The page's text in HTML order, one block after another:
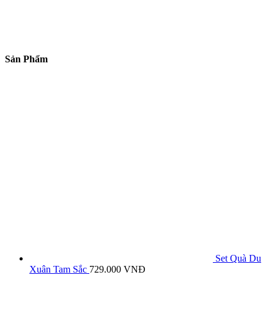
Sản Phẩm
Set Quà Du
Xuân Tam Sắc 729.000 VNĐ